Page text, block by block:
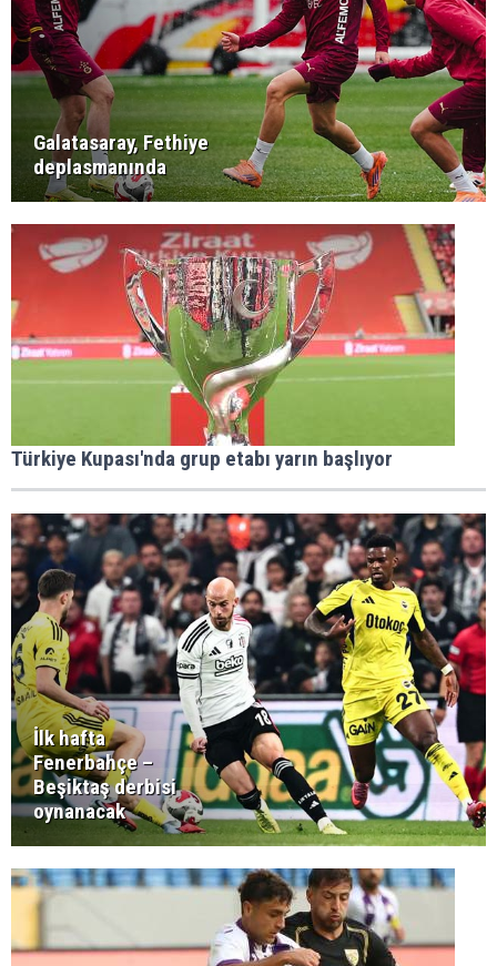
Galatasaray, Fethiye
deplasmanında
Türkiye Kupası'nda grup etabı yarın başlıyor
İlk hafta
Fenerbahçe –
Beşiktaş derbisi
oynanacak